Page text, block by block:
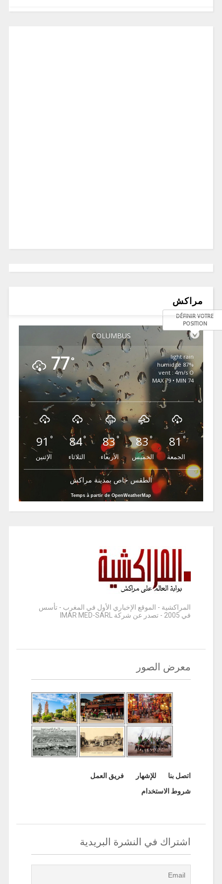
مراكش
COLUMBUS
DÉFINIR VOTRE
POSITION
77°
light rain
87% humidité
vent : 4m/s O
MAX 79 • MIN 74
91 °
الإثنين
84°
الثلاثاء
83°
الأربعاء
83°
الخميس
81°
الجمعة
الطقس خاص بمدينة مراكش
Temps à partir de OpenWeatherMap
المراكشية - الموقع الإخباري الأول في المغرب - تأسس
في 2005 - تصدر عن شركة IMAR MED-SARL
معرض الصور
اتصل بنا للإشهار
فريق العمل
شروط الاستخدام
اشتراك في النشرة البريدية